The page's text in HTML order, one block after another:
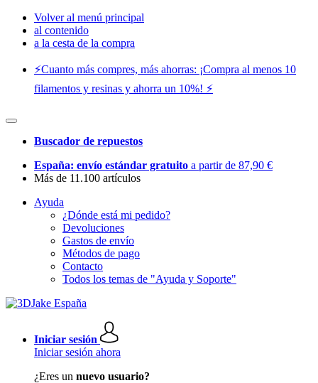
Volver al menú principal
al contenido
a la cesta de la compra
⚡️Cuanto más compres, más ahorras: ¡Compra al menos 10
filamentos y resinas y ahorra un 10%! ⚡️
Buscador de repuestos
España: envío estándar gratuito a partir de 87,90 €
Más de 11.100 artículos
Ayuda
¿Dónde está mi pedido?
Devoluciones
Gastos de envío
Métodos de pago
Contacto
Todos los temas de "Ayuda y Soporte"
Iniciar sesión
Iniciar sesión ahora
¿Eres un nuevo usuario?